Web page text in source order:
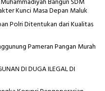
Kunci Masa Depan Maluk
Polri Ditentukan dari Kualitas
Pameran Pangan Murah
DI DUGA ILEGAL DI